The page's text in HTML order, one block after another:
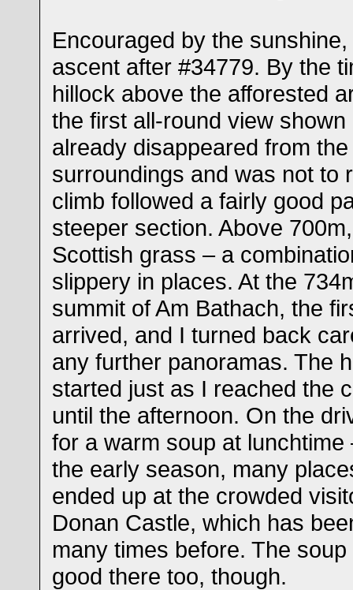
Encouraged by the
ascent after #34779. By the
hillock above the afforested
the first all-round view
already disappeared from
surroundings and was not to
climb followed a fairly good
steeper section. Above
Scottish grass – a
slippery in places. At the
summit of Am Bathach, the
arrived, and I turned back
any further panoramas. The
started just as I reached the
until the afternoon. On the
for a warm soup at
the early season, many
ended up at the crowded
Donan Castle, which has
many times before. The
good there too, though.